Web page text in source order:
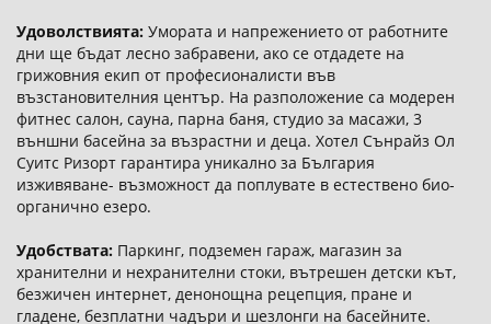
Удоволствията: Умората и напрежението от работните
дни ще бъдат лесно забравени, ако се отдадете на
грижовния екип от професионалисти във
възстановителния център. На разположение са модерен
фитнес салон, сауна, парна баня, студио за масажи, 3
външни басейна за възрастни и деца. Хотел Сънрайз Ол
Суитс Ризорт гарантира уникално за България
изживяване- възможност да поплувате в естествено био-
органично езеро.
Удобствата: Паркинг, подземен гараж, магазин за
хранителни и нехранителни стоки, вътрешен детски кът,
безжичен интернет, денонощна рецепция, пране и
гладене, безплатни чадъри и шезлонги на басейните.